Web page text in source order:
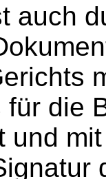
auch
für die
und